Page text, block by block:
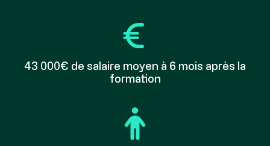
43 000€ de salaire moyen à 6 mois après la
formation